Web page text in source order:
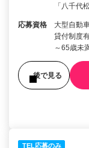
「八千代
応募資格
大型自動
貸付制度
～65歳未
後で見る
TEL応募のみ